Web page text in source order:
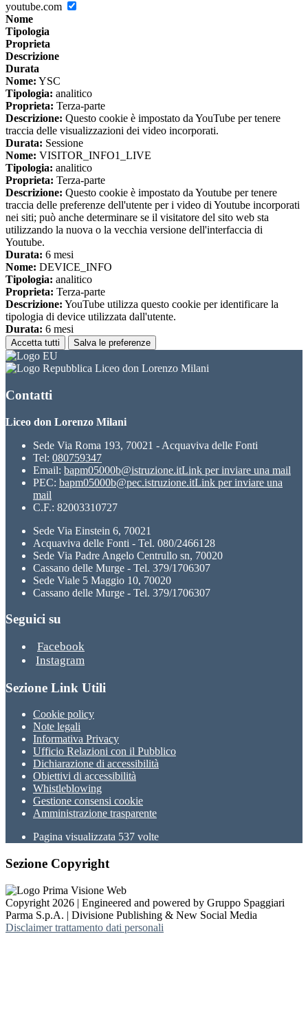
youtube.com
Nome
Tipologia
Proprieta
Descrizione
Durata
Nome: YSC
Tipologia: analitico
Proprieta: Terza-parte
Descrizione: Questo cookie è impostato da YouTube per tenere
traccia delle visualizzazioni dei video incorporati.
Durata: Sessione
Nome: VISITOR_INFO1_LIVE
Tipologia: analitico
Proprieta: Terza-parte
Descrizione: Questo cookie è impostato da Youtube per tenere
traccia delle preferenze dell'utente per i video di Youtube incorporati
nei siti; può anche determinare se il visitatore del sito web sta
utilizzando la nuova o la vecchia versione dell'interfaccia di
Youtube.
Durata: 6 mesi
Nome: DEVICE_INFO
Tipologia: analitico
Proprieta: Terza-parte
Descrizione: YouTube utilizza questo cookie per identificare la
tipologia di device utilizzata dall'utente.
Durata: 6 mesi
Accetta tutti Salva le preferenze
Liceo don Lorenzo Milani
Contatti
Liceo don Lorenzo Milani
Sede Via Roma 193, 70021 - Acquaviva delle Fonti
Tel: 080759347
Email: bapm05000b@istruzione.itLink per inviare una mail
PEC: bapm05000b@pec.istruzione.itLink per inviare una
mail
C.F.: 82003310727
Sede Via Einstein 6, 70021
Acquaviva delle Fonti - Tel. 080/2466128
Sede Via Padre Angelo Centrullo sn, 70020
Cassano delle Murge - Tel. 379/1706307
Sede Viale 5 Maggio 10, 70020
Cassano delle Murge - Tel. 379/1706307
Seguici su
Facebook
Instagram
Sezione Link Utili
Cookie policy
Note legali
Informativa Privacy
Ufficio Relazioni con il Pubblico
Dichiarazione di accessibilità
Obiettivi di accessibilità
Whistleblowing
Gestione consensi cookie
Amministrazione trasparente
Pagina visualizzata 537 volte
Sezione Copyright
Copyright 2026 | Engineered and powered by Gruppo Spaggiari
Parma S.p.A. | Divisione Publishing & New Social Media
Disclaimer trattamento dati personali